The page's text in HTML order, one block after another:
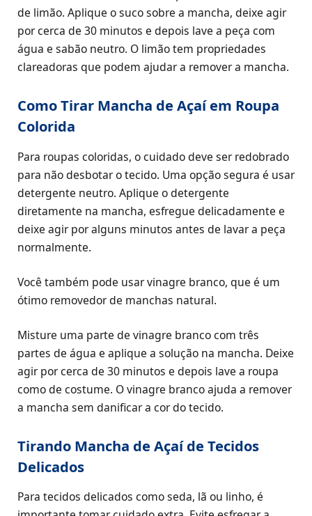
de limão. Aplique o suco sobre a mancha, deixe agir
por cerca de 30 minutos e depois lave a peça com
água e sabão neutro. O limão tem propriedades
clareadoras que podem ajudar a remover a mancha.
Como Tirar Mancha de Açaí em Roupa
Colorida
Para roupas coloridas, o cuidado deve ser redobrado
para não desbotar o tecido. Uma opção segura é usar
detergente neutro. Aplique o detergente
diretamente na mancha, esfregue delicadamente e
deixe agir por alguns minutos antes de lavar a peça
normalmente.
Você também pode usar vinagre branco, que é um
ótimo removedor de manchas natural.
Misture uma parte de vinagre branco com três
partes de água e aplique a solução na mancha. Deixe
agir por cerca de 30 minutos e depois lave a roupa
como de costume. O vinagre branco ajuda a remover
a mancha sem danificar a cor do tecido.
Tirando Mancha de Açaí de Tecidos
Delicados
Para tecidos delicados como seda, lã ou linho, é